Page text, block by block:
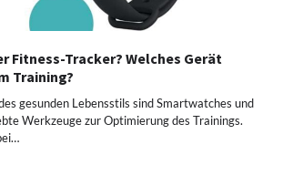
Fitness-Tracker? Welches Gerät
Training?
gesunden Lebensstils sind Smartwatches und
Werkzeuge zur Optimierung des Trainings.